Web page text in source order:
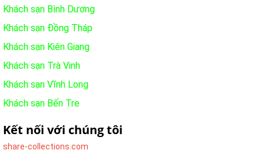
Khách sạn Bình Dương
Khách sạn Đồng Tháp
Khách sạn Kiên Giang
Khách sạn Trà Vinh
Khách sạn Vĩnh Long
Khách sạn Bến Tre
Kết nối với chúng tôi
share-collections.com